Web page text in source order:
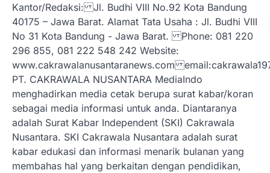
Kantor/Redaksi: Jl. Budhi VIII No.92 Kota Bandung
40175 – Jawa Barat. Alamat Tata Usaha : Jl. Budhi VIII
No 31 Kota Bandung - Jawa Barat. Phone: 081 220
296 855, 081 222 548 242 Website:
www.cakrawalanusantaranews.com
PT. CAKRAWALA NUSANTARA MediaIndo
menghadirkan media cetak berupa surat kabar/koran
sebagai media informasi untuk anda. Diantaranya
adalah Surat Kabar Independent (SKI) Cakrawala
Nusantara. SKI Cakrawala Nusantara adalah surat
kabar edukasi dan informasi menarik bulanan yang
membahas hal yang berkaitan dengan pendidikan,